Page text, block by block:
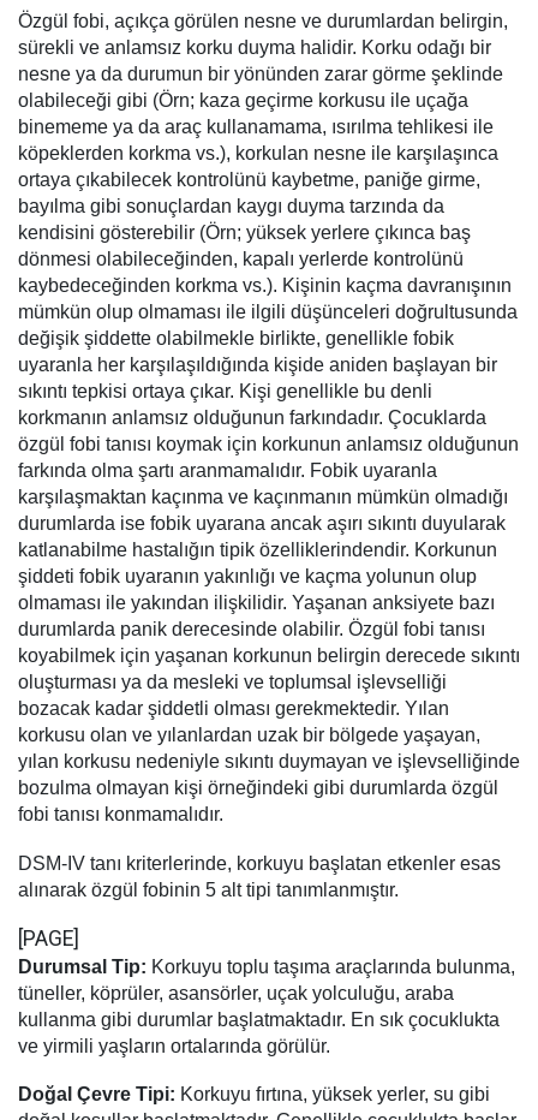
Özgül fobi, açıkça görülen nesne ve durumlardan belirgin,
sürekli ve anlamsız korku duyma halidir. Korku odağı bir
nesne ya da durumun bir yönünden zarar görme şeklinde
olabileceği gibi (Örn; kaza geçirme korkusu ile uçağa
binememe ya da araç kullanamama, ısırılma tehlikesi ile
köpeklerden korkma vs.), korkulan nesne ile karşılaşınca
ortaya çıkabilecek kontrolünü kaybetme, paniğe girme,
bayılma gibi sonuçlardan kaygı duyma tarzında da
kendisini gösterebilir (Örn; yüksek yerlere çıkınca baş
dönmesi olabileceğinden, kapalı yerlerde kontrolünü
kaybedeceğinden korkma vs.). Kişinin kaçma davranışının
mümkün olup olmaması ile ilgili düşünceleri doğrultusunda
değişik şiddette olabilmekle birlikte, genellikle fobik
uyaranla her karşılaşıldığında kişide aniden başlayan bir
sıkıntı tepkisi ortaya çıkar. Kişi genellikle bu denli
korkmanın anlamsız olduğunun farkındadır. Çocuklarda
özgül fobi tanısı koymak için korkunun anlamsız olduğunun
farkında olma şartı aranmamalıdır. Fobik uyaranla
karşılaşmaktan kaçınma ve kaçınmanın mümkün olmadığı
durumlarda ise fobik uyarana ancak aşırı sıkıntı duyularak
katlanabilme hastalığın tipik özelliklerindendir. Korkunun
şiddeti fobik uyaranın yakınlığı ve kaçma yolunun olup
olmaması ile yakından ilişkilidir. Yaşanan anksiyete bazı
durumlarda panik derecesinde olabilir. Özgül fobi tanısı
koyabilmek için yaşanan korkunun belirgin derecede sıkıntı
oluşturması ya da mesleki ve toplumsal işlevselliği
bozacak kadar şiddetli olması gerekmektedir. Yılan
korkusu olan ve yılanlardan uzak bir bölgede yaşayan,
yılan korkusu nedeniyle sıkıntı duymayan ve işlevselliğinde
bozulma olmayan kişi örneğindeki gibi durumlarda özgül
fobi tanısı konmamalıdır.
DSM-IV tanı kriterlerinde, korkuyu başlatan etkenler esas
alınarak özgül fobinin 5 alt tipi tanımlanmıştır.
[PAGE]
Durumsal Tip: Korkuyu toplu taşıma araçlarında bulunma,
tüneller, köprüler, asansörler, uçak yolculuğu, araba
kullanma gibi durumlar başlatmaktadır. En sık çocuklukta
ve yirmili yaşların ortalarında görülür.
Doğal Çevre Tipi: Korkuyu fırtına, yüksek yerler, su gibi